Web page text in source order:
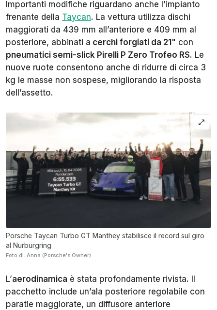
Importanti modifiche riguardano anche l’impianto
frenante della Taycan. La vettura utilizza dischi
maggiorati da 439 mm all’anteriore e 409 mm al
posteriore, abbinati a cerchi forgiati da 21" con
pneumatici semi-slick Pirelli P Zero Trofeo RS. Le
nuove ruote consentono anche di ridurre di circa 3
kg le masse non sospese, migliorando la risposta
dell’assetto.
Porsche Taycan Turbo GT Manthey stabilisce il record sul giro
al Nurburgring
Foto di: Anna (Porsche's Owner)
L’aerodinamica è stata profondamente rivista. Il
pacchetto include un’ala posteriore regolabile con
paratie maggiorate, un diffusore anteriore